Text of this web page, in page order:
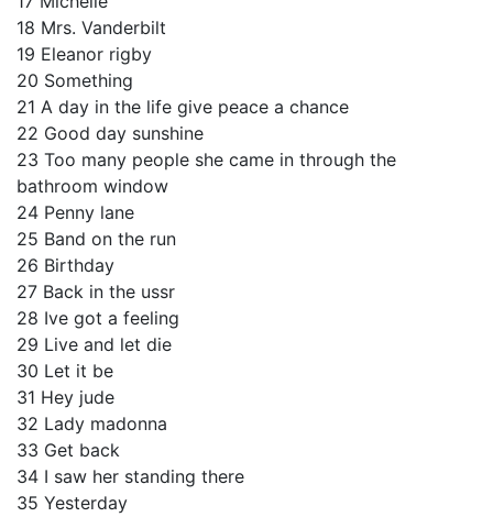
18 Mrs. Vanderbilt
19 Eleanor rigby
20 Something
21 A day in the life give peace a chance
22 Good day sunshine
23 Too many people she came in through the
bathroom window
24 Penny lane
25 Band on the run
26 Birthday
27 Back in the ussr
28 Ive got a feeling
29 Live and let die
30 Let it be
31 Hey jude
32 Lady madonna
33 Get back
34 I saw her standing there
35 Yesterday